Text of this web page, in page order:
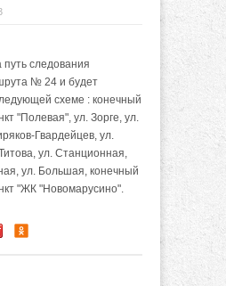
следования
№ 24 и будет
схеме : конечный
"Полевая", ул. Зорге, ул.
Гвардейцев, ул.
ул. Станционная,
ул. Большая, конечный
"ЖК "Новомарусино".